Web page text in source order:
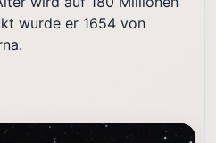
wurde er 1654 von